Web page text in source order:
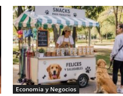
Economia y Negocios